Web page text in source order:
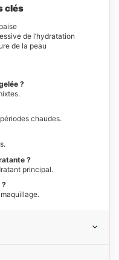
clés
de l’hydratation
de la peau
?
chaudes.
?
principal.
?